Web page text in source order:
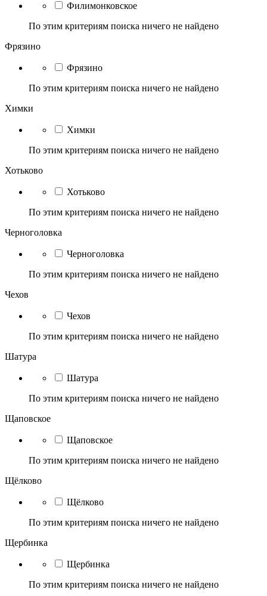
Филимонковское
По этим критериям поиска ничего не найдено
Фрязино
Фрязино
По этим критериям поиска ничего не найдено
Химки
Химки
По этим критериям поиска ничего не найдено
Хотьково
Хотьково
По этим критериям поиска ничего не найдено
Черноголовка
Черноголовка
По этим критериям поиска ничего не найдено
Чехов
Чехов
По этим критериям поиска ничего не найдено
Шатура
Шатура
По этим критериям поиска ничего не найдено
Щаповское
Щаповское
По этим критериям поиска ничего не найдено
Щёлково
Щёлково
По этим критериям поиска ничего не найдено
Щербинка
Щербинка
По этим критериям поиска ничего не найдено